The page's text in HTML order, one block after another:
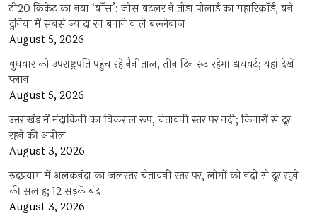
टी20 क्रिकेट का नया ‘बॉस’: जोस बटलर ने तोड़ा पोलार्ड का महारिकॉर्ड, बने
दुनिया में सबसे ज्यादा रन बनाने वाले बल्लेबाज
August 5, 2026
बुधवार को उपराष्ट्रपति पहुंच रहे नैनीताल, तीन दिन रूट रहेगा डायवर्ट; यहां देखें
प्‍लान
August 5, 2026
उत्तराखंड में मंदाकिनी का विकराल रूप, चेतावनी स्तर पर नदी; किनारों से दूर
रहने की अपील
August 3, 2026
रुद्रप्रयाग में अलकनंदा का जलस्तर चेतावनी स्तर पर, लोगों को नदी से दूर रहने
की सलाह; 12 सड़कें बंद
August 3, 2026